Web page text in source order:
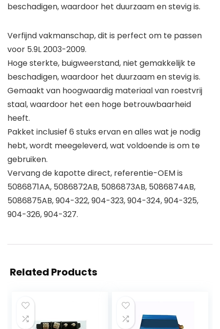
beschadigen, waardoor het duurzaam en stevig is.
Verfijnd vakmanschap, dit is perfect om te passen
voor 5.9L 2003-2009.
Hoge sterkte, buigweerstand, niet gemakkelijk te
beschadigen, waardoor het duurzaam en stevig is.
Gemaakt van hoogwaardig materiaal van roestvrij
staal, waardoor het een hoge betrouwbaarheid
heeft.
Pakket inclusief 6 stuks ervan en alles wat je nodig
hebt, wordt meegeleverd, wat voldoende is om te
gebruiken.
Vervang de kapotte direct, referentie-OEM is
5086871AA, 5086872AB, 5086873AB, 5086874AB,
5086875AB, 904-322, 904-323, 904-324, 904-325,
904-326, 904-327.
Related Products